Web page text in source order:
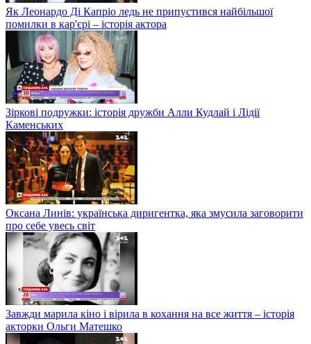
Як Леонардо Ді Капріо ледь не припустився найбільшої
помилки в кар'єрі – історія актора
Зіркові подружки: історія дружби Алли Кудлай і Лідії
Каменських
Оксана Линів: українська диригентка, яка змусила заговорити
про себе увесь світ
Завжди марила кіно і вірила в кохання на все життя – історія
акторки Ольги Матешко